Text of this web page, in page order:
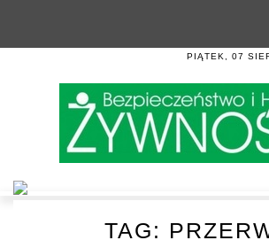
PIĄTEK, 07
TAG: